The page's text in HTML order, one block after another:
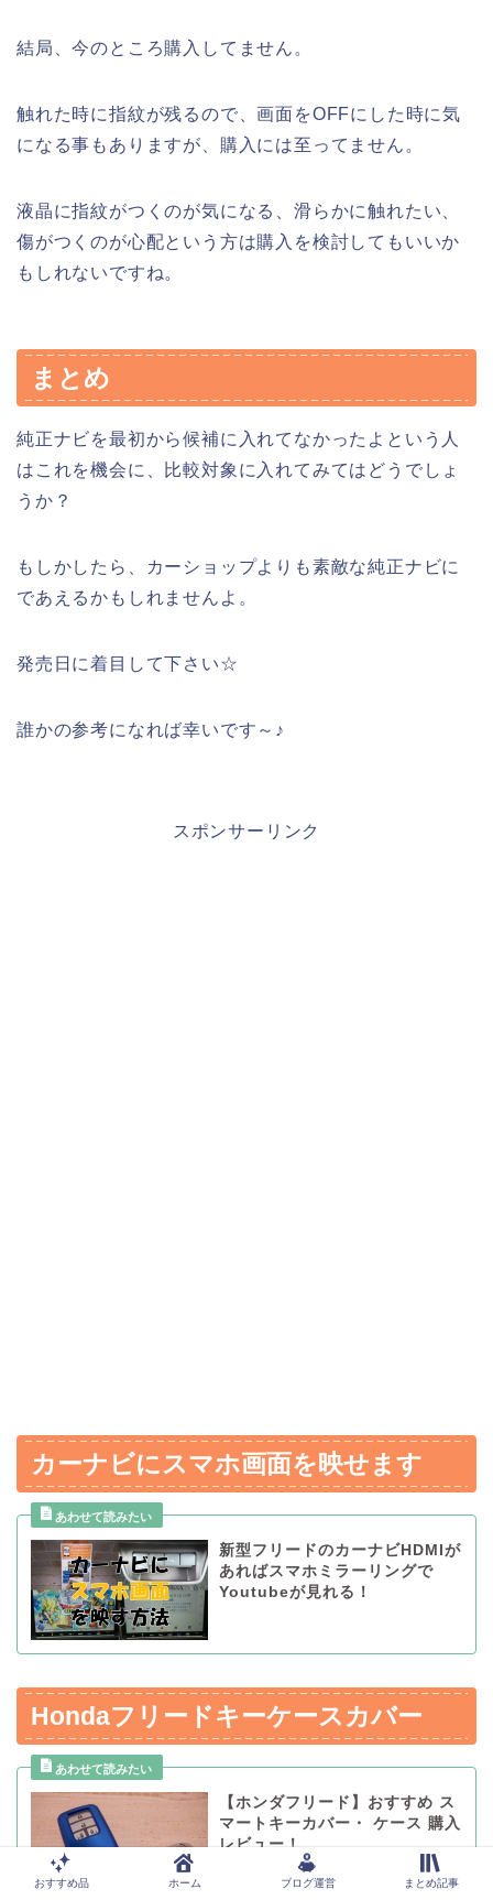
結局、今のところ購入してません。
触れた時に指紋が残るので、画面をOFFにした時に気
になる事もありますが、購入には至ってません。
液晶に指紋がつくのが気になる、滑らかに触れたい、
傷がつくのが心配という方は購入を検討してもいいか
もしれないですね。
まとめ
純正ナビを最初から候補に入れてなかったよという人
はこれを機会に、比較対象に入れてみてはどうでしょ
うか？
もしかしたら、カーショップよりも素敵な純正ナビに
であえるかもしれませんよ。
発売日に着目して下さい☆
誰かの参考になれば幸いです～♪
スポンサーリンク
カーナビにスマホ画面を映せます
新型フリードのカーナビHDMIが
あればスマホミラーリングで
Youtubeが見れる！
Hondaフリードキーケースカバー
【ホンダフリード】おすすめ ス
マートキーカバー・ ケース 購入
レビュー！
おすすめ品 ホーム ブログ運営 まとめ記事